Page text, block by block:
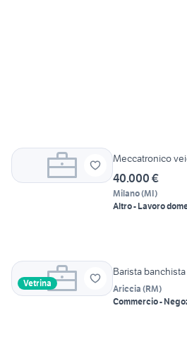
Meccatronico
40.000 €
Milano(MI)
Altro - Lavoro
Vetrina
Barista banchista
Ariccia (RM)
Commercio -